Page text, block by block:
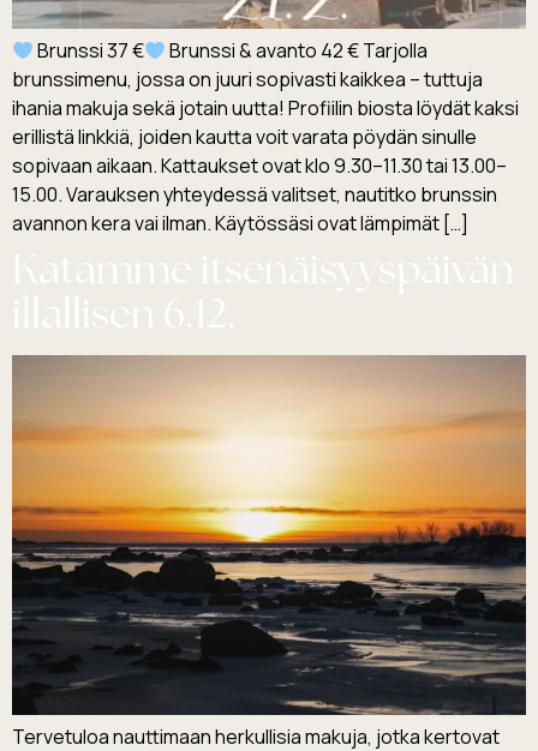
Brunssi 37 €
Brunssi & avanto 42 € Tarjolla
brunssimenu, jossa on juuri sopivasti kaikkea – tuttuja
ihania makuja sekä jotain uutta! Profiilin biosta löydät kaksi
erillistä linkkiä, joiden kautta voit varata pöydän sinulle
sopivaan aikaan. Kattaukset ovat klo 9.30–11.30 tai 13.00–
15.00. Varauksen yhteydessä valitset, nautitko brunssin
avannon kera vai ilman. Käytössäsi ovat lämpimät […]
Katamme itsenäisyyspäivän
illallisen 6.12.
Tervetuloa nauttimaan herkullisia makuja, jotka kertovat